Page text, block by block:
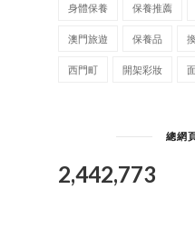
身體保養 保養推薦
澳門旅遊 保養品
西門町 開架彩妝
總網
2,442,773